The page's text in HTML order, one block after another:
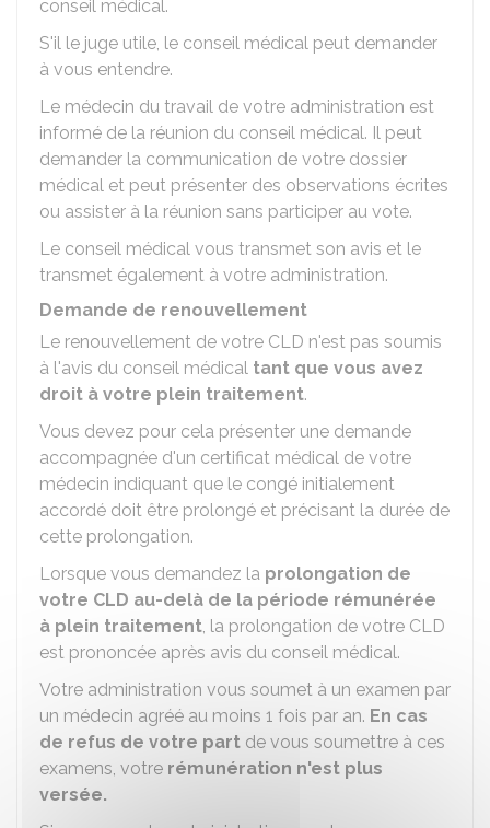
conseil médical.
S'il le juge utile, le conseil médical peut demander
à vous entendre.
Le médecin du travail de votre administration est
informé de la réunion du conseil médical. Il peut
demander la communication de votre dossier
médical et peut présenter des observations écrites
ou assister à la réunion sans participer au vote.
Le conseil médical vous transmet son avis et le
transmet également à votre administration.
Demande de renouvellement
Le renouvellement de votre CLD n'est pas soumis
à l'avis du conseil médical tant que vous avez
droit à votre plein traitement.
Vous devez pour cela présenter une demande
accompagnée d'un certificat médical de votre
médecin indiquant que le congé initialement
accordé doit être prolongé et précisant la durée de
cette prolongation.
Lorsque vous demandez la prolongation de
votre CLD au-delà de la période rémunérée
à plein traitement, la prolongation de votre CLD
est prononcée après avis du conseil médical.
Votre administration vous soumet à un examen par
un médecin agréé au moins 1 fois par an. En cas
de refus de votre part de vous soumettre à ces
examens, votre rémunération n'est plus
versée.